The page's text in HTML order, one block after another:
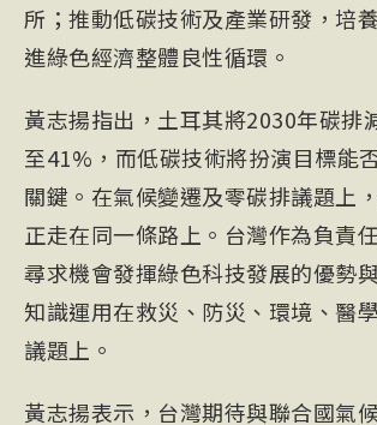
所；推動低碳技術及產業研發，培
進綠色經濟整體良性循環。
黃志揚指出，土耳其將2030年碳排
至41%，而低碳技術將扮演目標能
關鍵。在氣候變遷及零碳排議題上
正走在同一條路上。台灣作為負責
尋求機會發揮綠色科技發展的優勢
知識運用在救災、防災、環境、醫
議題上。
黃志揚表示，台灣期待與聯合國氣